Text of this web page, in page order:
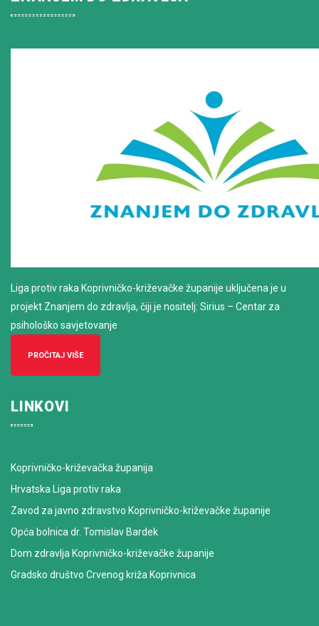
Liga protiv raka Koprivničko-križevačke županije uključena je u
projekt Znanjem do zdravlja, čiji je nositelj: Sirius – Centar za
psihološko savjetovanje
PROČITAJ VIŠE
LINKOVI
Koprivničko-križevačka županija
Hrvatska Liga protiv raka
Zavod za javno zdravstvo Koprivničko-križevačke županije
Opća bolnica dr. Tomislav Bardek
Dom zdravlja Koprivničko-križevačke županije
Gradsko društvo Crvenog križa Koprivnica